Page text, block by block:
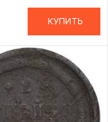
КУПИТЬ